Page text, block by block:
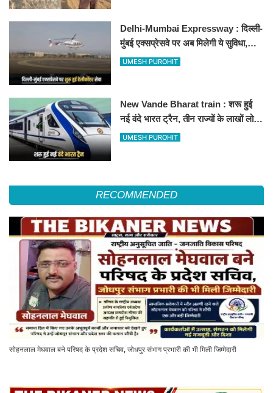
Delhi-Mumbai Expressway : दिल्ली-
मुंबई एक्सप्रेसवे पर अब मिलेगी ये सुविधा,
हेलीकॉप्टर सर्विस से तुरंत घायल पहुंचेगा
UMESH PUROHIT
New Vande Bharat train : शरू हुई
नई वंदे भारत ट्रैन, तीन राज्यों के लाखों लोगों
का सफर होगा आसान, देखें पूरा रूटमैप
UMESH PUROHIT
RECOMMENDED
सोहनलाल मेघवाल बने परिषद के प्रदेश सचिव, जोधपुर संभाग प्रभारी की भी मिली जिम्मेदारी